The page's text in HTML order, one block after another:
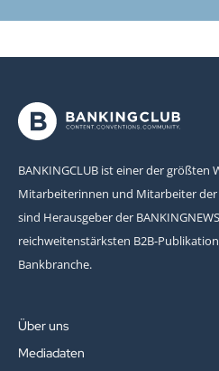
BANKINGCLUB ist einer der größten
Mitarbeiterinnen und Mitarbeiter der
sind Herausgeber der
reichweitenstärksten B2B-
Bankbranche.
Über uns
Mediadaten